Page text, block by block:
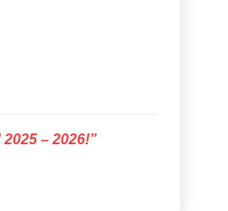
– 2026!”